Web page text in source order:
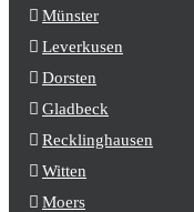
Münster
Leverkusen
Dorsten
Gladbeck
Recklinghausen
Witten
Moers